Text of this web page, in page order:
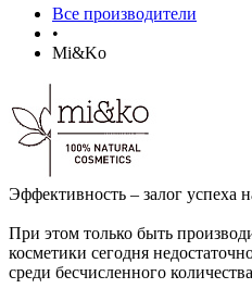
Все производители
•
Mi&Ko
Эффективность – залог успеха
При этом только быть
косметики сегодня
среди бесчисленного